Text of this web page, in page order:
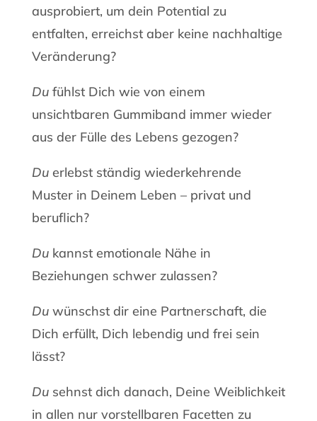
ausprobiert, um dein Potential zu
entfalten, erreichst aber keine nachhaltige
Veränderung?
Dufühlst Dich wie von einem
unsichtbaren Gummiband immer wieder
aus der Fülle des Lebens gezogen?
Duerlebst ständig wiederkehrende
Muster in Deinem Leben – privat und
beruflich?
Dukannst emotionale Nähe in
Beziehungen schwer zulassen?
Duwünschst dir eine Partnerschaft, die
Dich erfüllt, Dich lebendig und frei sein
lässt?
Dusehnst dich danach, Deine Weiblichkeit
in allen nur vorstellbaren Facetten zu